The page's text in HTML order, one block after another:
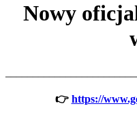
Nowy
👉 https://